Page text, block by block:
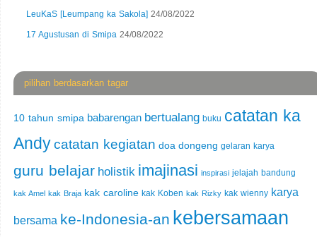
LeuKaS [Leumpang ka Sakola] 24/08/2022
17 Agustusan di Smipa 24/08/2022
pilihan berdasarkan tagar
10 tahun smipa babarengan bertualang buku catatan ka
Andycatatan kegiatan doa dongeng gelaran karya
guru belajar holistik imajinasi inspirasi jelajah bandung
kak Amel kak Braja kak caroline kak Koben kak Rizky kak wienny karya
bersama ke-Indonesia-an kebersamaan